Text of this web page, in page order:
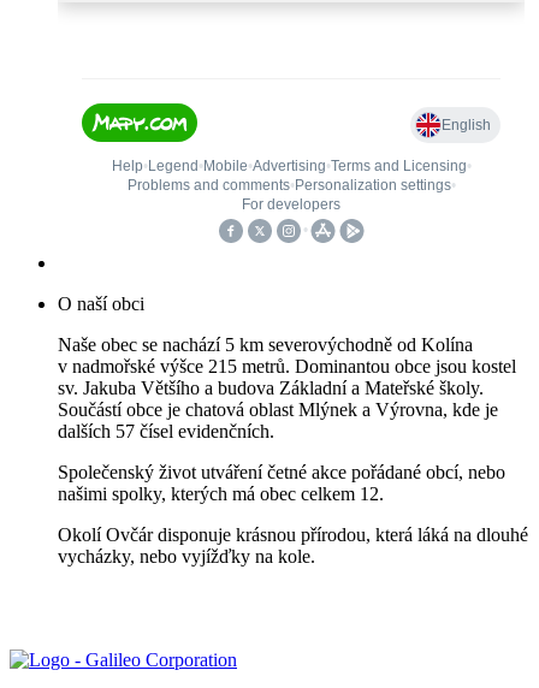
O naší obci
Naše obec se nachází 5 km severovýchodně od Kolína
v nadmořské výšce 215 metrů. Dominantou obce jsou kostel
sv. Jakuba Většího a budova Základní a Mateřské školy.
Součástí obce je chatová oblast Mlýnek a Výrovna, kde je
dalších 57 čísel evidenčních.
Společenský život utváření četné akce pořádané obcí, nebo
našimi spolky, kterých má obec celkem 12.
Okolí Ovčár disponuje krásnou přírodou, která láká na dlouhé
vycházky, nebo vyjížďky na kole.